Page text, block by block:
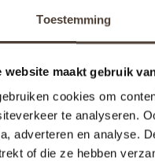
Toestemming
website maakt gebruik
cookies om
te analyseren.
adverteren en analyse.
of die ze hebben
IN